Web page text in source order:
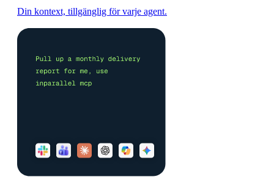
Din kontext, tillgänglig för varje agent.